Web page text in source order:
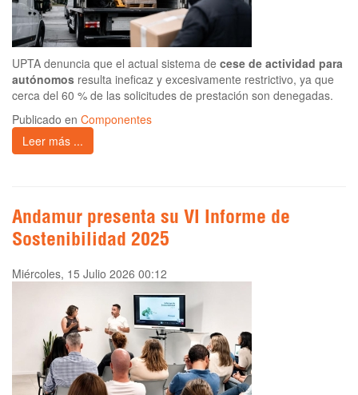
UPTA denuncia que el actual sistema de cese de actividad para
autónomos resulta ineficaz y excesivamente restrictivo, ya que
cerca del 60 % de las solicitudes de prestación son denegadas.
Publicado en Componentes
Leer más ...
Andamur presenta su VI Informe de
Sostenibilidad 2025
Miércoles, 15 Julio 2026 00:12